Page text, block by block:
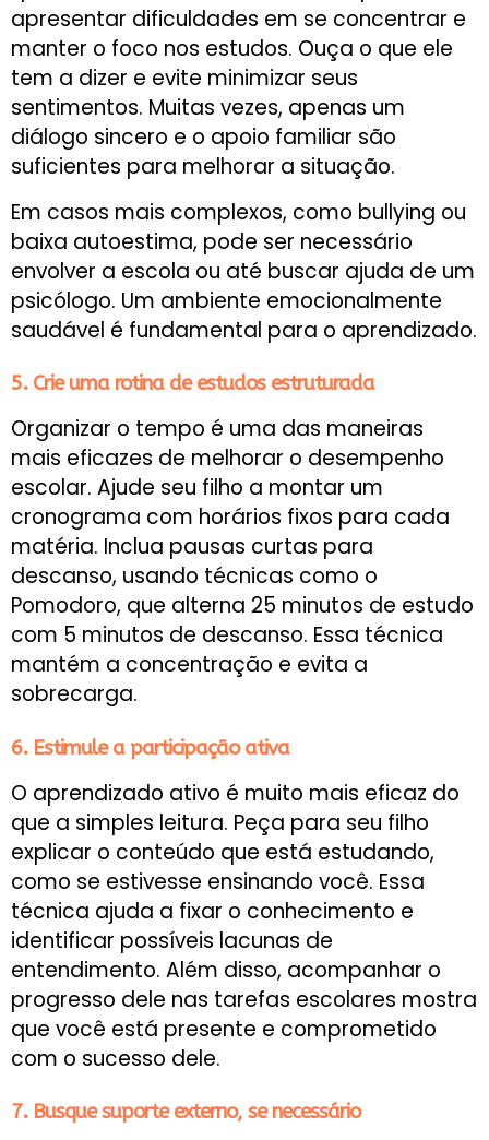
apresentar dificuldades em se concentrar e
manter o foco nos estudos. Ouça o que ele
tem a dizer e evite minimizar seus
sentimentos. Muitas vezes, apenas um
diálogo sincero e o apoio familiar são
suficientes para melhorar a situação.
Em casos mais complexos, como bullying ou
baixa autoestima, pode ser necessário
envolver a escola ou até buscar ajuda de um
psicólogo. Um ambiente emocionalmente
saudável é fundamental para o aprendizado.
5. Crie uma rotina de estudos estruturada
Organizar o tempo é uma das maneiras
mais eficazes de melhorar o desempenho
escolar. Ajude seu filho a montar um
cronograma com horários fixos para cada
matéria. Inclua pausas curtas para
descanso, usando técnicas como o
Pomodoro, que alterna 25 minutos de estudo
com 5 minutos de descanso. Essa técnica
mantém a concentração e evita a
sobrecarga.
6. Estimule a participação ativa
O aprendizado ativo é muito mais eficaz do
que a simples leitura. Peça para seu filho
explicar o conteúdo que está estudando,
como se estivesse ensinando você. Essa
técnica ajuda a fixar o conhecimento e
identificar possíveis lacunas de
entendimento. Além disso, acompanhar o
progresso dele nas tarefas escolares mostra
que você está presente e comprometido
com o sucesso dele.
7. Busque suporte externo, se necessário